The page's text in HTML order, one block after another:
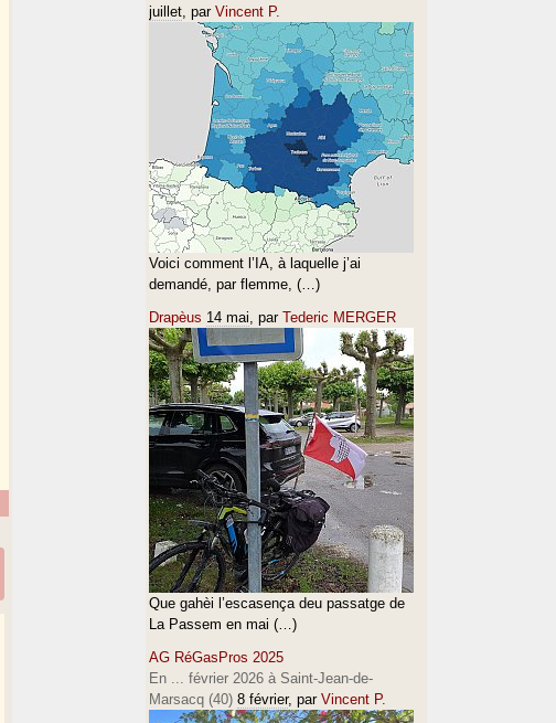
juillet, par Vincent P.
Voici comment l’IA, à laquelle j’ai
demandé, par flemme, (…)
Drapèus 14 mai, par Tederic MERGER
Que gahèi l’escasença deu passatge de
La Passem en mai (…)
AG RéGasPros 2025
En ... février 2026 à Saint-Jean-de-
Marsacq (40) 8 février, par Vincent P.